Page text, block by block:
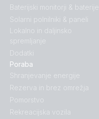
Baterijski monitorji & baterije
Solarni polnilniki & paneli
Lokalno in daljinsko
spremljanje
Dodatki
Poraba
Shranjevanje energije
Rezerva in brez omrežja
Pomorstvo
Rekreacijska vozila